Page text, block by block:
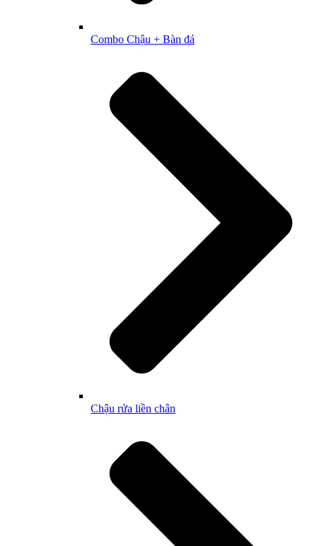
Combo Chậu + Bàn đá
Chậu rửa liền chân